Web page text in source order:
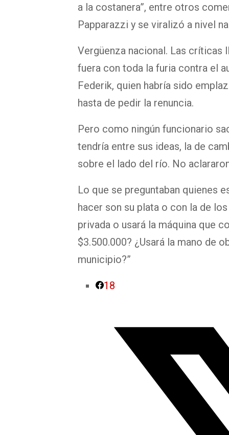
a la costanera”, entre otros
Papparazzi y se viralizó a nivel
Vergüenza nacional. Las
fuera con toda la furia contra el
Federik, quien habría sido
hasta de pedir la renuncia.
Pero como ningún funcionario
tendría entre sus ideas, la de
sobre el lado del río. No
Lo que se preguntaban quienes
hacer son su plata o con la de
privada o usará la máquina que
$3.500.000? ¿Usará la mano de
municipio?”
18